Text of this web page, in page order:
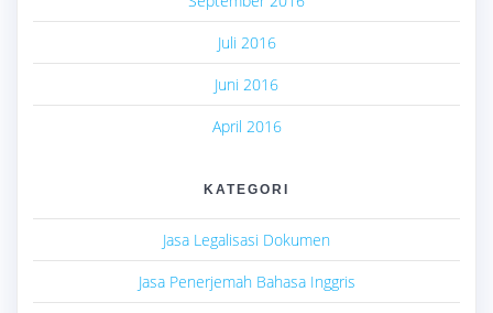
Juli 2016
Juni 2016
April 2016
KATEGORI
Jasa Legalisasi Dokumen
Jasa Penerjemah Bahasa Inggris